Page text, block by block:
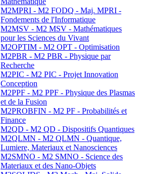
M2MPRI - M2 FODQ - Maj. MPRI -
Fondements de l'Informatique
M2MSV - M2 MSV - Mathématiques
pour les Sciences du Vivant
M2OPTIM - M2 OPT - Optimisation
M2PBR - M2 PBR - Physique par
Recherche
M2PIC - M2 PIC - Projet Innovation
Conception
M2PPF - M2 PPF - Physique des Plasmas
et de la Fusion
M2PROBFIN - M2 PF - Probabilités et
Finance
M2QD - M2 QD - Dispositifs Quantiques
M2QLMN - M2 QLMN - Quantique,
Lumiere, Materiaux et Nanosciences
M2SMNO - M2 SMNO - Science des
Materiaux et des Nano-Objets